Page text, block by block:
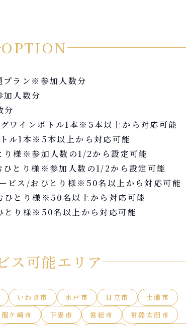
OPTION
プラン※参加人数分
人数分
分
ワインボトル1本※5本以上から対応可能
ル1本※5本以上から対応可能
り様※参加人数の1/2から設定可能
ひとり様※参加人数の1/2から設定可能
ビス/おひとり様※50名以上から対応可能
ひとり様※50名以上から対応可能
とり様※50名以上から対応可能
ス可能エリア
いわき市 水戸市 日立市
土浦市
龍ケ崎市 下妻市 常総市
常陸太田市